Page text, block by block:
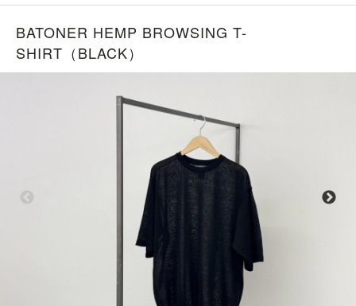
BATONER HEMP BROWSING T-
SHIRT（BLACK）